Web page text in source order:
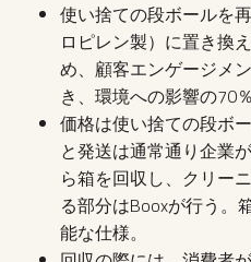
使い捨ての段ボールを
ロピレン製）に置き換
め、顧客エンゲージメ
き、環境への影響の70
価格は使い捨ての段ボ
と発送は通常通り企業
ら箱を回収し、クリー
る部分はBooxが行う。
能な仕様。